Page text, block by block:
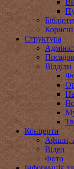
Структура
Відділи
Концерти
Афіши,
Відео
Фото